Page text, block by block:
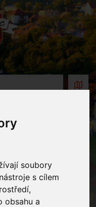
soubory
s cílem
obsahu a